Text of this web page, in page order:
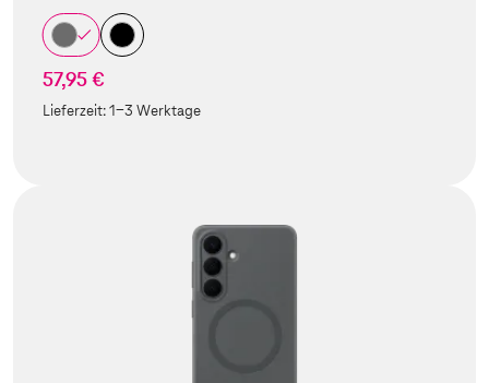
57,95 €
Lieferzeit:1-3 Werktage